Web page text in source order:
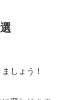
しょう！